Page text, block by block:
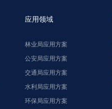
应用领域
林业局应用方案
公安局应用方案
交通局应用方案
水利局应用方案
环保局应用方案